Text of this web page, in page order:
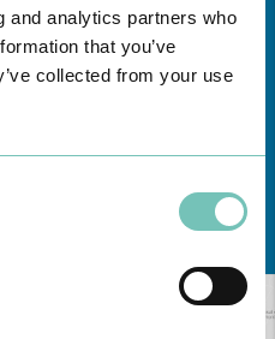
and analytics partners who
that you’ve
collected from your use
de saúde CUF aqui